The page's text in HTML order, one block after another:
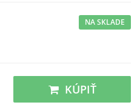
NA SKLADE
KÚPIŤ